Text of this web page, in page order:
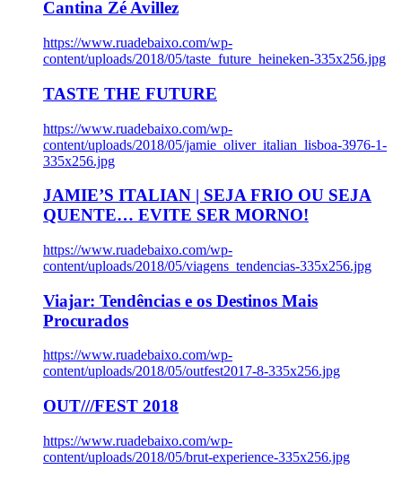
Cantina Zé Avillez
https://www.ruadebaixo.com/wp-
content/uploads/2018/05/taste_future_heineken-335x256.jpg
TASTE THE FUTURE
https://www.ruadebaixo.com/wp-
content/uploads/2018/05/jamie_oliver_italian_lisboa-3976-1-
335x256.jpg
JAMIE’S ITALIAN | SEJA FRIO OU SEJA
QUENTE… EVITE SER MORNO!
https://www.ruadebaixo.com/wp-
content/uploads/2018/05/viagens_tendencias-335x256.jpg
Viajar: Tendências e os Destinos Mais
Procurados
https://www.ruadebaixo.com/wp-
content/uploads/2018/05/outfest2017-8-335x256.jpg
OUT///FEST 2018
https://www.ruadebaixo.com/wp-
content/uploads/2018/05/brut-experience-335x256.jpg